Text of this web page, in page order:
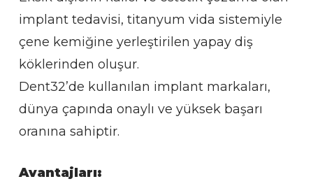
implant tedavisi, titanyum vida sistemiyle
çene kemiğine yerleştirilen yapay diş
köklerinden oluşur.
Dent32’de kullanılan implant markaları,
dünya çapında onaylı ve yüksek başarı
oranına sahiptir.
Avantajları: